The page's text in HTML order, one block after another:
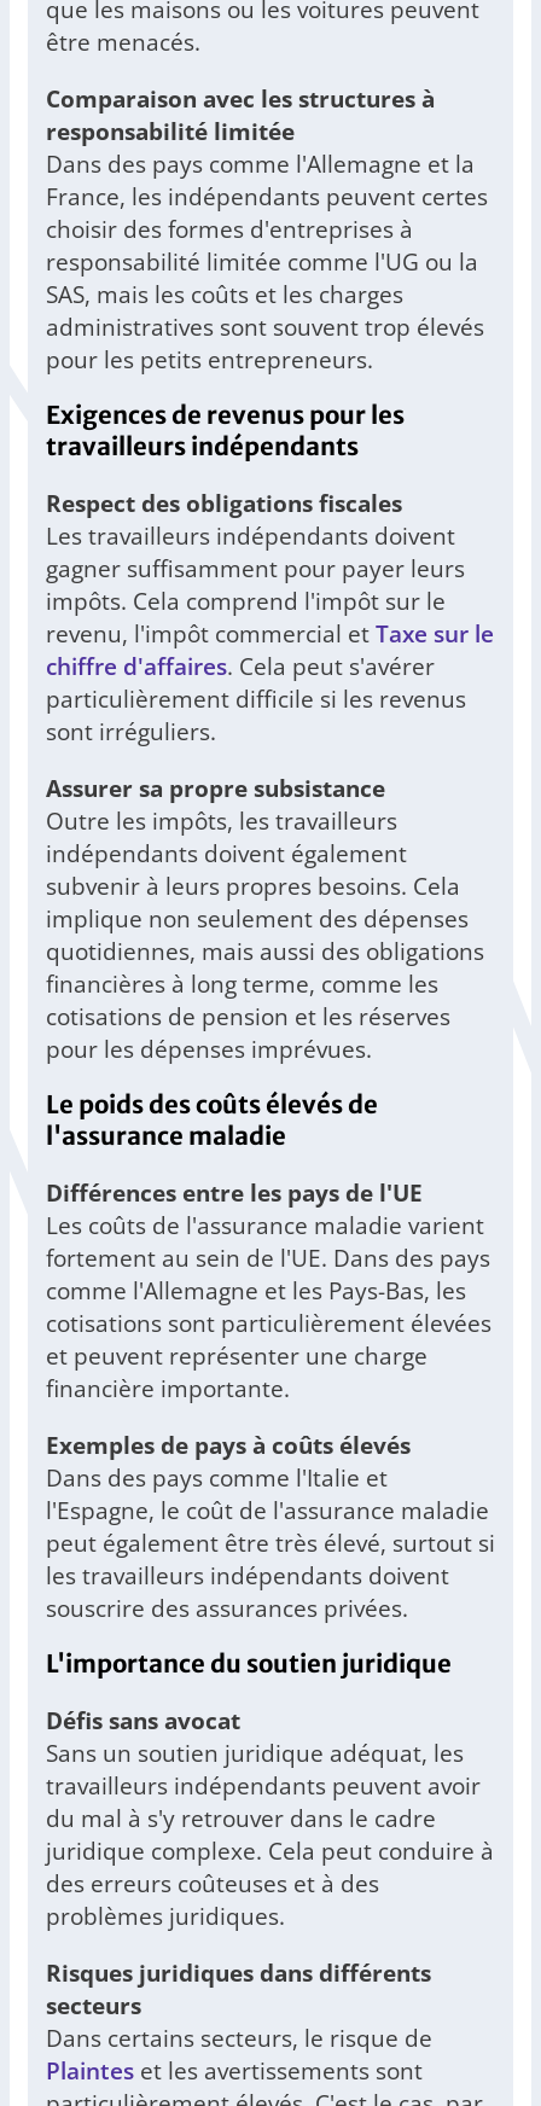
que les maisons ou les voitures peuvent
être menacés.
Comparaison avec les structures à
responsabilité limitée
Dans des pays comme l'Allemagne et la
France, les indépendants peuvent certes
choisir des formes d'entreprises à
responsabilité limitée comme l'UG ou la
SAS, mais les coûts et les charges
administratives sont souvent trop élevés
pour les petits entrepreneurs.
Exigences de revenus pour les
travailleurs indépendants
Respect des obligations fiscales
Les travailleurs indépendants doivent
gagner suffisamment pour payer leurs
impôts. Cela comprend l'impôt sur le
revenu, l'impôt commercial etTaxe sur le
chiffre d'affaires. Cela peut s'avérer
particulièrement difficile si les revenus
sont irréguliers.
Assurer sa propre subsistance
Outre les impôts, les travailleurs
indépendants doivent également
subvenir à leurs propres besoins. Cela
implique non seulement des dépenses
quotidiennes, mais aussi des obligations
financières à long terme, comme les
cotisations de pension et les réserves
pour les dépenses imprévues.
Le poids des coûts élevés de
l'assurance maladie
Différences entre les pays de l'UE
Les coûts de l'assurance maladie varient
fortement au sein de l'UE. Dans des pays
comme l'Allemagne et les Pays-Bas, les
cotisations sont particulièrement élevées
et peuvent représenter une charge
financière importante.
Exemples de pays à coûts élevés
Dans des pays comme l'Italie et
l'Espagne, le coût de l'assurance maladie
peut également être très élevé, surtout si
les travailleurs indépendants doivent
souscrire des assurances privées.
L'importance du soutien juridique
Défis sans avocat
Sans un soutien juridique adéquat, les
travailleurs indépendants peuvent avoir
du mal à s'y retrouver dans le cadre
juridique complexe. Cela peut conduire à
des erreurs coûteuses et à des
problèmes juridiques.
Risques juridiques dans différents
secteurs
Dans certains secteurs, le risque de
Plaintes et les avertissements sont